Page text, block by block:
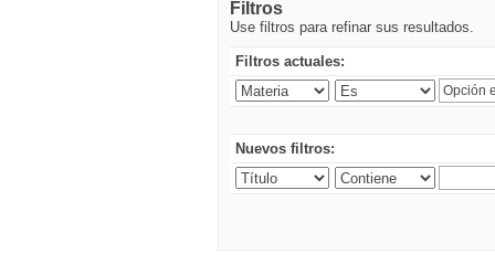
Filtros
Use filtros para refinar sus resultados.
Filtros actuales:
Nuevos filtros: